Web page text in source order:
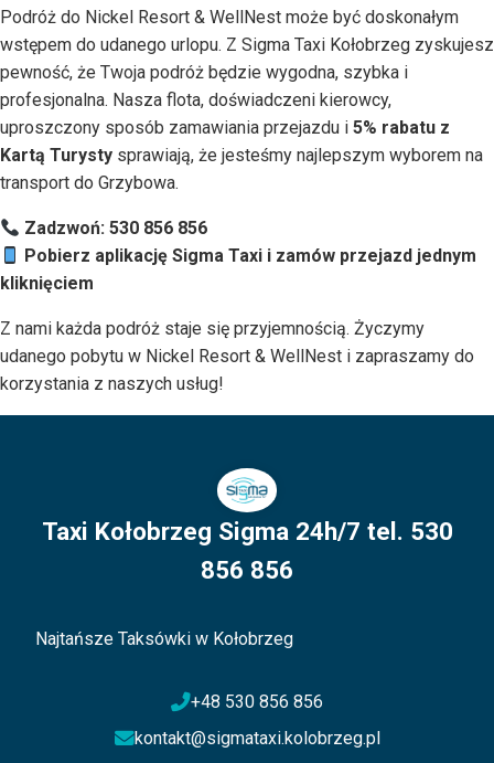
Podróż do Nickel Resort & WellNest może być doskonałym
wstępem do udanego urlopu. Z Sigma Taxi Kołobrzeg zyskujesz
pewność, że Twoja podróż będzie wygodna, szybka i
profesjonalna. Nasza flota, doświadczeni kierowcy,
uproszczony sposób zamawiania przejazdu i 5% rabatu z
Kartą Turysty sprawiają, że jesteśmy najlepszym wyborem na
transport do Grzybowa.
Zadzwoń: 530 856 856
Pobierz aplikację Sigma Taxi i zamów przejazd jednym
kliknięciem
Z nami każda podróż staje się przyjemnością. Życzymy
udanego pobytu w Nickel Resort & WellNest i zapraszamy do
korzystania z naszych usług!
Taxi Kołobrzeg Sigma 24h/7 tel. 530
856 856
Najtańsze Taksówki w Kołobrzeg
+48 530 856 856
kontakt@sigmataxi.kolobrzeg.pl